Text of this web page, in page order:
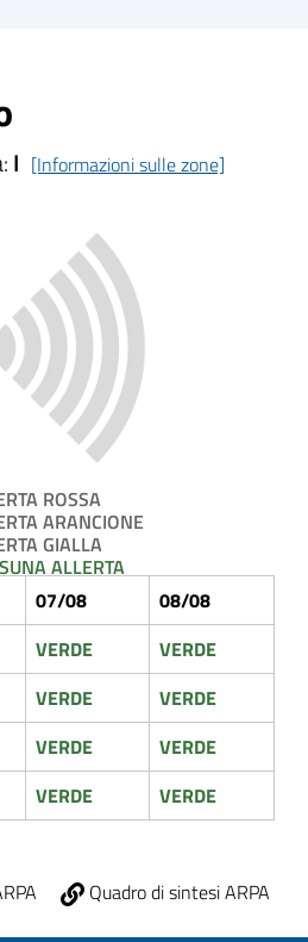
I [Informazioni sulle zone]
ROSSA
ARANCIONE
GIALLA
ALLERTA
07/08
08/08
VERDE
VERDE
VERDE
VERDE
VERDE
VERDE
VERDE VERDE
Quadro di sintesi ARPA